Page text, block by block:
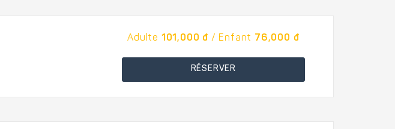
Adulte 101,000 đ / Enfant 76,000 đ
RÉSERVER